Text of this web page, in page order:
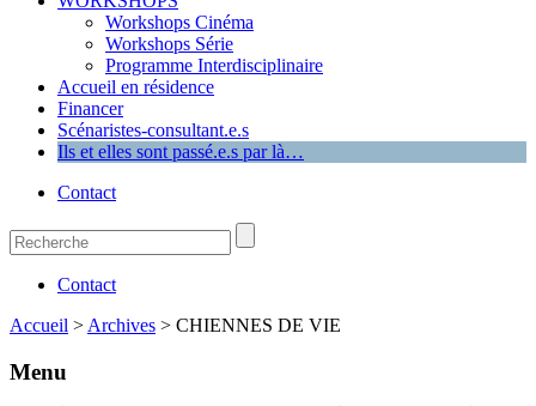
Workshops Cinéma
Workshops Série
Programme Interdisciplinaire
Accueil en résidence
Financer
Scénaristes-consultant.e.s
Ils et elles sont passé.e.s par là…
Contact
Contact
Accueil > Archives > CHIENNES DE VIE
Menu